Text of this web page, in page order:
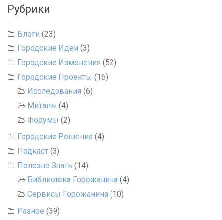
Рубрики
Блоги (23)
Городские Идеи (3)
Городские Изменения (52)
Городские Проекты (16)
Исследования (6)
Митапы (4)
Форумы (2)
Городские Решения (4)
Подкаст (3)
Полезно Знать (14)
Библиотека Горожанина (4)
Сервисы Горожанина (10)
Разное (39)